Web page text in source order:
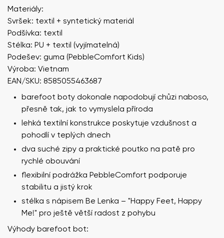
Materiály:
Svršek: textil + syntetický materiál
Podšívka: textil
Stélka: PU + textil (vyjímatelná)
Podešev: guma (PebbleComfort Kids)
Výroba: Vietnam
EAN/SKU: 8585055463687
barefoot boty dokonale napodobují chůzi naboso,
přesně tak, jak to vymyslela příroda
lehká textilní konstrukce poskytuje vzdušnost a
pohodlí v teplých dnech
dva suché zipy a praktické poutko na patě pro
rychlé obouvání
flexibilní podrážka PebbleComfort podporuje
stabilitu a jistý krok
stélka s nápisem Be Lenka – "Happy Feet, Happy
Me!" pro ještě větší radost z pohybu
Výhody barefoot bot: